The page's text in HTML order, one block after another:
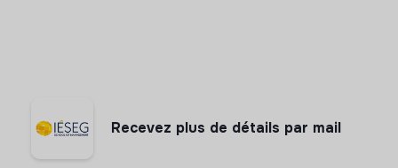
Recevez plus de détails par mail